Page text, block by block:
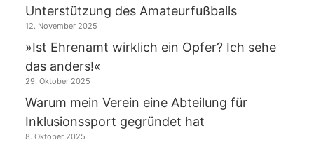
Unterstützung des Amateurfußballs
12. November 2025
»Ist Ehrenamt wirklich ein Opfer? Ich sehe
das anders!«
29. Oktober 2025
Warum mein Verein eine Abteilung für
Inklusionssport gegründet hat
8. Oktober 2025